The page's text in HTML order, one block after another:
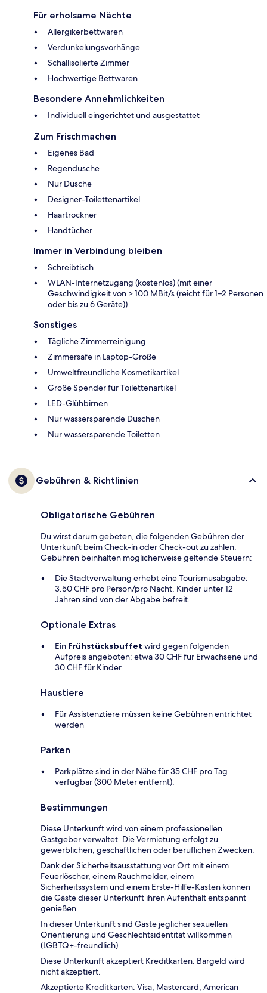
Für erholsame Nächte
Allergikerbettwaren
Verdunkelungsvorhänge
Schallisolierte Zimmer
Hochwertige Bettwaren
Besondere Annehmlichkeiten
Individuell eingerichtet und ausgestattet
Zum Frischmachen
Eigenes Bad
Regendusche
Nur Dusche
Designer-Toilettenartikel
Haartrockner
Handtücher
Immer in Verbindung bleiben
Schreibtisch
WLAN-Internetzugang (kostenlos) (mit einer
Geschwindigkeit von > 100 MBit/s (reicht für 1–2 Personen
oder bis zu 6 Geräte))
Sonstiges
Tägliche Zimmerreinigung
Zimmersafe in Laptop-Größe
Umweltfreundliche Kosmetikartikel
Große Spender für Toilettenartikel
LED-Glühbirnen
Nur wassersparende Duschen
Nur wassersparende Toiletten
Gebühren & Richtlinien
Obligatorische Gebühren
Du wirst darum gebeten, die folgenden Gebühren der
Unterkunft beim Check-in oder Check-out zu zahlen.
Gebühren beinhalten möglicherweise geltende Steuern:
Die Stadtverwaltung erhebt eine Tourismusabgabe:
3.50 CHF pro Person/pro Nacht. Kinder unter 12
Jahren sind von der Abgabe befreit.
Optionale Extras
Ein Frühstücksbuffet wird gegen folgenden
Aufpreis angeboten: etwa 30 CHF für Erwachsene und
30 CHF für Kinder
Haustiere
Für Assistenztiere müssen keine Gebühren entrichtet
werden
Parken
Parkplätze sind in der Nähe für 35 CHF pro Tag
verfügbar (300 Meter entfernt).
Bestimmungen
Diese Unterkunft wird von einem professionellen
Gastgeber verwaltet. Die Vermietung erfolgt zu
gewerblichen, geschäftlichen oder beruflichen Zwecken.
Dank der Sicherheitsausstattung vor Ort mit einem
Feuerlöscher, einem Rauchmelder, einem
Sicherheitssystem und einem Erste-Hilfe-Kasten können
die Gäste dieser Unterkunft ihren Aufenthalt entspannt
genießen.
In dieser Unterkunft sind Gäste jeglicher sexuellen
Orientierung und Geschlechtsidentität willkommen
(LGBTQ+-freundlich).
Diese Unterkunft akzeptiert Kreditkarten. Bargeld wird
nicht akzeptiert.
Akzeptierte Kreditkarten: Visa, Mastercard, American